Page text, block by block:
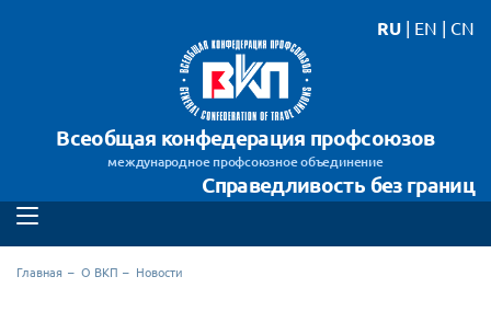
Всеобщая конфедерация профсоюзов
международное профсоюзное объединение
Справедливость без границ
RU | EN | CN
Главная О ВКП Новости